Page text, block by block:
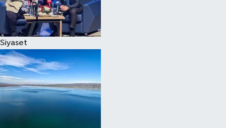
Siyaset
Spor
Çocuk
Eğitim